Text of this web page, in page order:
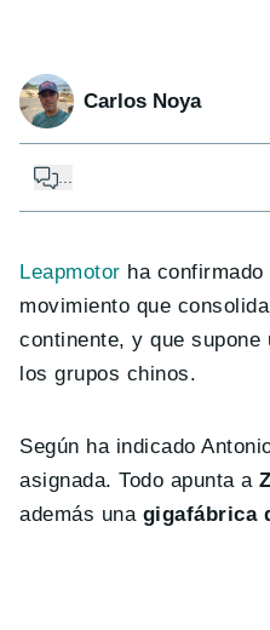
Carlos Noya
...
Leapmotor ha confirmado
movimiento que
continente, y que
los grupos chinos.
Según ha indicado
asignada. Todo apunta a
además una gigafábrica